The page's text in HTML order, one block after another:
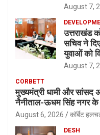
August 7,
उत्तराखंड
सचिव ने
युवाओं को
August 7,
CORBETT
मुख्यमंत्री धामी और सांसद
नैनीताल-ऊधम सिंह नगर के
August 6, 2026 कॉर्बेट
DESH